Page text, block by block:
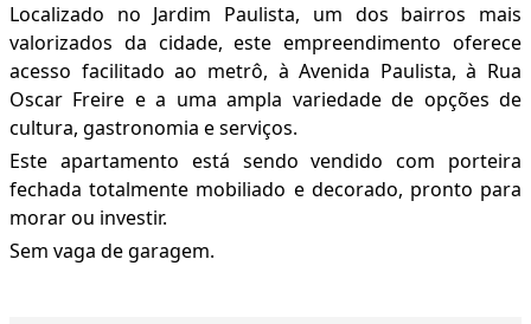
Localizado no Jardim Paulista, um dos bairros mais
valorizados da cidade, este empreendimento oferece
acesso facilitado ao metrô, à Avenida Paulista, à Rua
Oscar Freire e a uma ampla variedade de opções de
cultura, gastronomia e serviços.
Este apartamento está sendo vendido com porteira
fechada totalmente mobiliado e decorado, pronto para
morar ou investir.
Sem vaga de garagem.